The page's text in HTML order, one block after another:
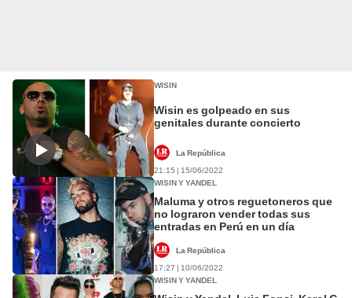
WISIN
Wisin es golpeado en sus
genitales durante concierto
La República
21:15 | 15/06/2022
WISIN Y YANDEL
Maluma y otros reguetoneros que
no lograron vender todas sus
entradas en Perú en un día
La República
17:27 | 10/06/2022
WISIN Y YANDEL